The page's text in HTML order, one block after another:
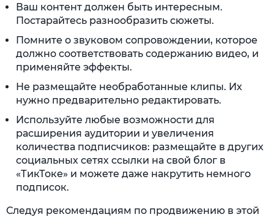
Ваш контент должен быть интересным.
Постарайтесь разнообразить сюжеты.
Помните о звуковом сопровождении, которое
должно соответствовать содержанию видео, и
применяйте эффекты.
Не размещайте необработанные клипы. Их
нужно предварительно редактировать.
Используйте любые возможности для
расширения аудитории и увеличения
количества подписчиков: размещайте в других
социальных сетях ссылки на свой блог в
«ТикТоке» и можете даже накрутить немного
подписок.
Следуя рекомендациям по продвижению в этой